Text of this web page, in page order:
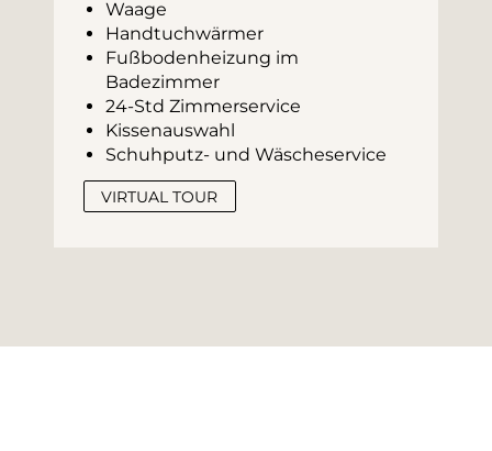
Waage
Handtuchwärmer
Fußbodenheizung im
Badezimmer
24-Std Zimmerservice
Kissenauswahl
Schuhputz- und Wäscheservice
VIRTUAL TOUR